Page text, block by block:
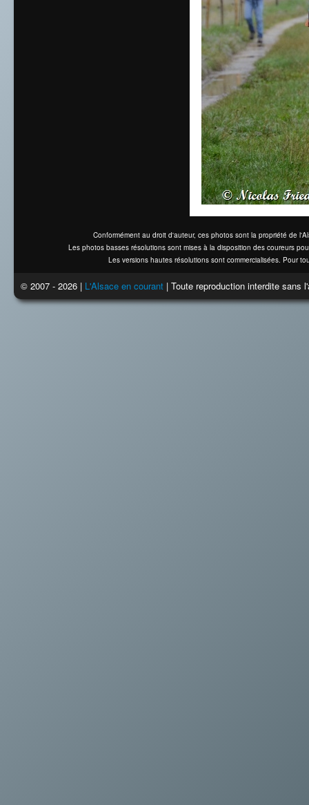
Conformément au droit d'auteur, ces photos sont la propriété de
Les photos basses résolutions sont mises à la disposition des coureurs
Les versions hautes résolutions sont commercialisées. Pour
© 2007 - 2026 | L'Alsace en courant | Toute reproduction interdite sans